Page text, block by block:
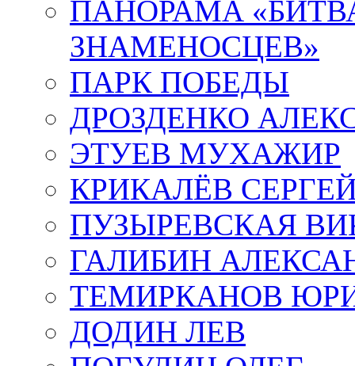
ПАНОРАМА
ЗНАМЕНОСЦЕВ»
ПАРК ПОБЕДЫ
ДРОЗДЕНКО
ЭТУЕВ МУХАЖИР
КРИКАЛЁВ
ПУЗЫРЕВСКАЯ
ГАЛИБИН
ТЕМИРКАНОВ
ДОДИН ЛЕВ